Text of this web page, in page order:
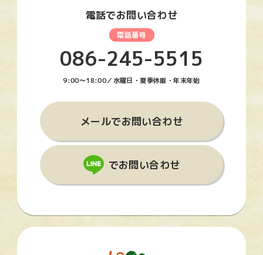
電話でお問い合わせ
086-245-5515
9:00〜18:00／水曜日・夏季休暇・年末年始
メールでお問い合わせ
でお問い合わせ